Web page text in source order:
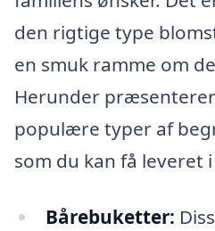
den rigtige type
en smuk ramme om
Herunder
populære typer af
som du kan få leveret
Bårebuketter: